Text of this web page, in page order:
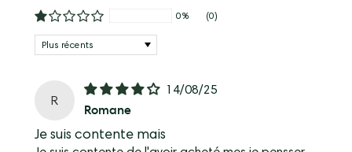
0%
(0)
Sort by
R
14/08/25
Romane
Je suis contente mais